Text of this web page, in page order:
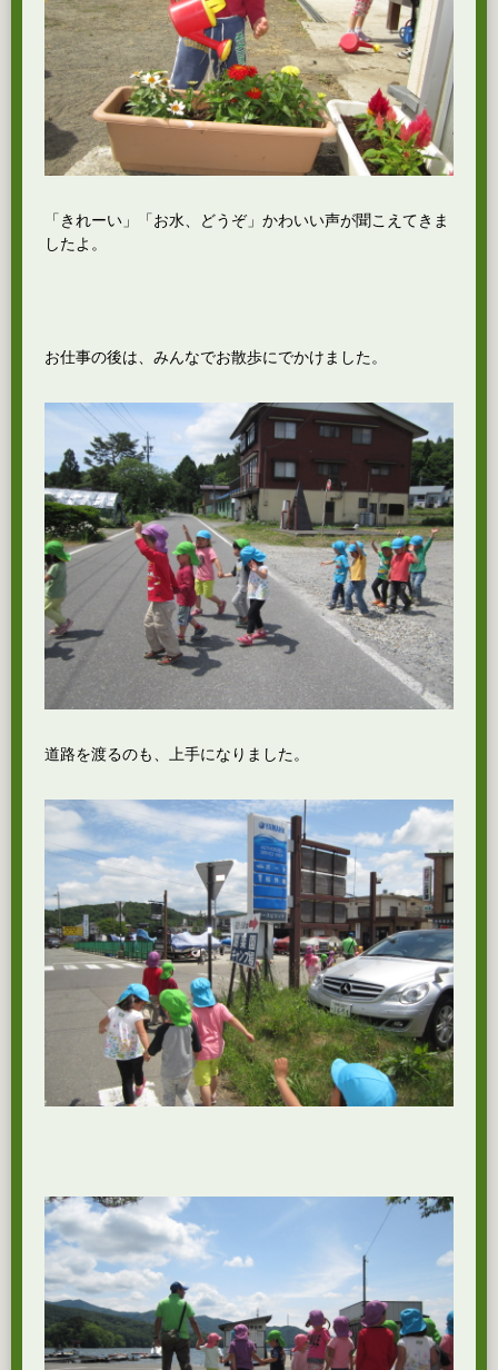
「きれーい」「お水、どうぞ」かわいい声が聞こえてきま
したよ。
お仕事の後は、みんなでお散歩にでかけました。
道路を渡るのも、上手になりました。